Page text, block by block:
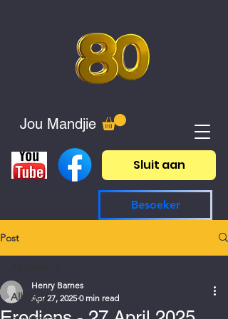
Jou Mandjie
Sluit aan
Besoeker
Post
All Posts
Henry Barnes
Apr 27, 2025 0 min read